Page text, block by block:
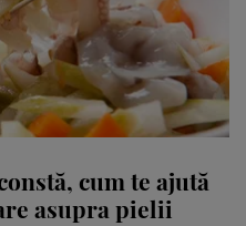
cum te ajută
asupra pielii